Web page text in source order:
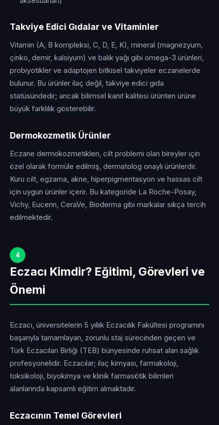
Takviye Edici Gıdalar ve Vitaminler
Vitamin (A, B kompleksi, C, D, E, K), mineral (magnezyum,
çinko, demir, kalsiyum) ve balık yağı gibi omega-3 ürünleri,
probiyotikler ve adaptojen bitkisel takviyeler eczanelerde
bulunur. Bu ürünler ilaç değil, takviye edici gıda
statüsündedir; ancak bilimsel kanıt kalitesi ürünten ürüne
büyük farklılık gösterebilir.
Dermokozmetik Ürünler
Eczane dermokozmetikleri, cilt problemi olan bireyler için
özel olarak formüle edilmiş, dermatolog onaylı ürünlerdir.
Kuru cilt, egzama, akne, hiperpigmentasyon ve hassas cilt
için uygun ürünler içerir. Bu kategoride La Roche-Posay,
Vichy, Eucerin, CeraVe, Bioderma gibi markalar sıkça tercih
edilmektedir.
4
Eczacı Kimdir? Eğitimi, Görevleri ve
Önemi
Eczacı, üniversitelerin 5 yıllık Eczacılık Fakültesi programını
başarıyla tamamlayan, zorunlu staj sürecinden geçen ve
Türk Eczacıları Birliği (TEB) bünyesinde ruhsat alan sağlık
profesyonelidir. Eczacılar; ilaç kimyası, farmakoloji,
toksikoloji, biyokimya ve klinik farmasötik bilimleri
alanlarında kapsamlı eğitim almaktadır.
Eczacının Temel Görevleri